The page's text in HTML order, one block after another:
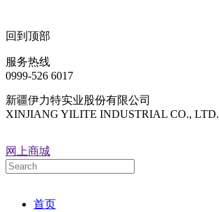
回到顶部
服务热线
0999-526 6017
新疆伊力特实业股份有限公司
XINJIANG YILITE INDUSTRIAL CO., LTD.
网上商城
首页